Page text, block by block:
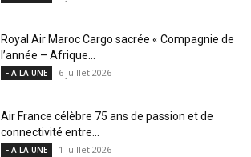
Royal Air Maroc Cargo sacrée « Compagnie de
l’année – Afrique...
- A LA UNE 6 juillet 2026
Air France célèbre 75 ans de passion et de
connectivité entre...
- A LA UNE 1 juillet 2026